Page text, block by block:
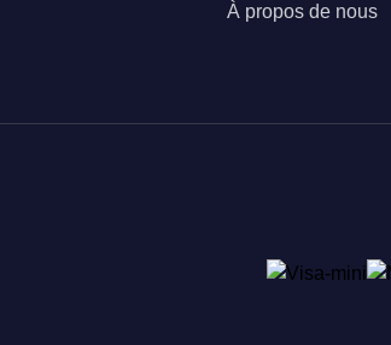
À propos de nous